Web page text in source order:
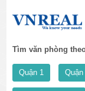
Tìm văn phòng
Quận 1 Quận